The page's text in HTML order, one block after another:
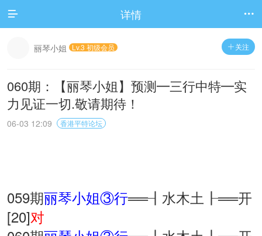
 详情 
 关注
丽琴小姐 Lv.3 初级会员
060期：【丽琴小姐】预测━三行中特━实
力见证一切.敬请期待！
06-03 12:09 香港平特论坛
059期丽琴小姐③行══┨水木土┠══开
[20]对